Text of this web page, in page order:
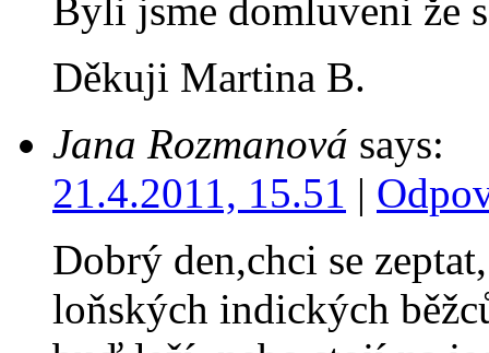
Byli jsme domluveni že
Děkuji Martina B.
Jana Rozmanová says:
21.4.2011, 15.51 |
Dobrý den,chci se
loňských indických